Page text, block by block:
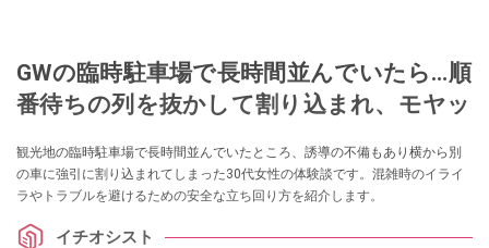
GWの臨時駐車場で長時間並んでいたら…順
番待ちの列を抜かして割り込まれ、モヤッ
観光地の臨時駐車場で長時間並んでいたところ、誘導の不備もあり横から別
の車に強引に割り込まれてしまった30代女性の体験談です。混雑時のイライ
ラやトラブルを避けるための安全な立ち回り方を紹介します。
イチオシスト